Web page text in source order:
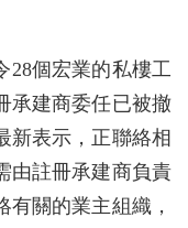
28個宏業的私樓工
承建商委任已被撤
新表示，正聯絡相
由註冊承建商負責
關的業主組織，